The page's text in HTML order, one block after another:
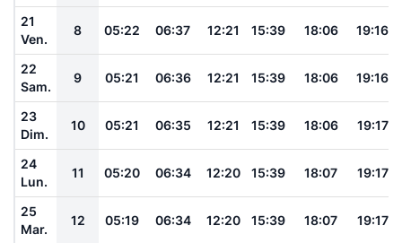
21
Ven.
8 05:22 06:37 12:21 15:39 18:06 19:16
22
Sam.
9 05:21 06:36 12:21 15:39 18:06 19:16
23
Dim.
10 05:21 06:35 12:21 15:39 18:06 19:17
24
Lun.
11 05:20 06:34 12:20 15:39 18:07 19:17
25
Mar.
12 05:19 06:34 12:20 15:39 18:07 19:17